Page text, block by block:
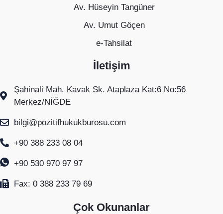
Av. Hüseyin Tangüner
Av. Umut Göçen
e-Tahsilat
İletişim
Şahinali Mah. Kavak Sk. Ataplaza Kat:6 No:56
Merkez/NİĞDE
bilgi@pozitifhukukburosu.com
+90 388 233 08 04
+90 530 970 97 97
Fax: 0 388 233 79 69
Çok Okunanlar